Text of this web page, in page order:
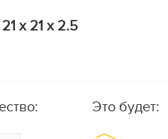
x 21 x 2.5
Это будет: